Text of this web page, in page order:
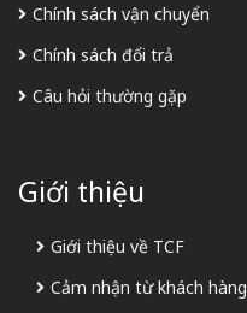
Chính sách vận chuyển
Chính sách đổi trả
Câu hỏi thường gặp
Giới thiệu
Giới thiệu về TCF
Cảm nhận từ khách hàng